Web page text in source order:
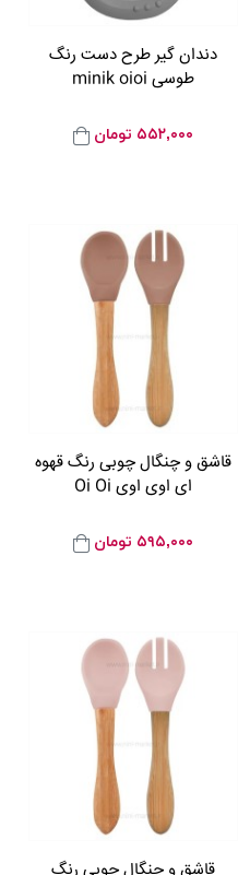
دندان گیر طرح دست رنگ
طوسی minik oioi
۵۵۲,۰۰۰ تومان
قاشق و چنگال چوبی رنگ قهوه
ای اوی اوی Oi Oi
۵۹۵,۰۰۰ تومان